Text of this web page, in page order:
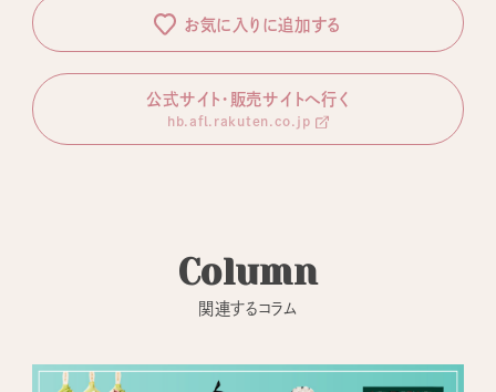
お気に入りに追加する
公式サイト・販売サイトへ行く
hb.afl.rakuten.co.jp
Column
関連するコラム